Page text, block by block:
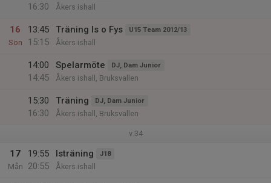
16:30
Åkers ishall
16
Sön
13:45
15:15
Träning Is o Fys U15 Team 2012/13
Åkers ishall
14:00
14:45
Spelarmöte DJ, Dam Junior
Åkers ishall, Bruksvallen
15:30
16:30
Träning DJ, Dam Junior
Åkers ishall, Bruksvallen
v.34
17
Mån
19:55
20:55
Isträning J18
Åkers ishall